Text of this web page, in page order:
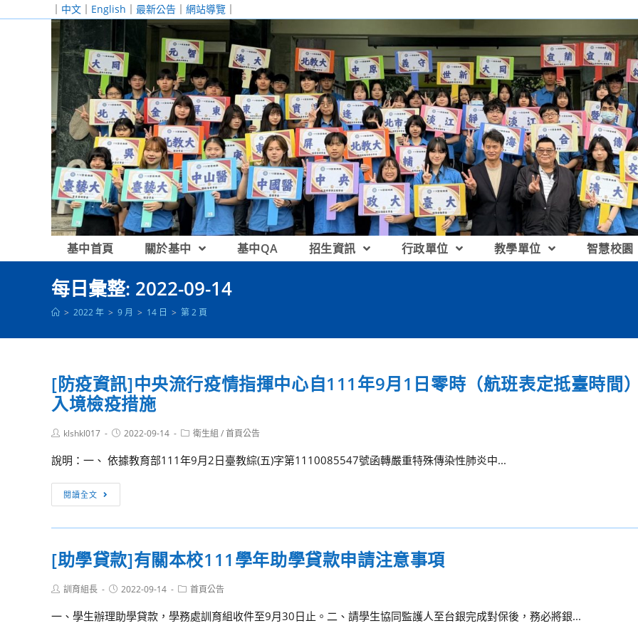
｜ 中文 ｜ English ｜ 最新公告 ｜ 網站導覽 ｜
基中首頁 關於基中 基中QA 招生資訊 行政單位 教學單位 智慧校園
每日彙整: 2022-09-14
> 2022 年 > 9 月 > 14 日 > 第 2 頁
[防疫資訊]中央流行疫情指揮中心自111年9月1日零時（航班表定抵臺時間
入境檢疫措施
Postklshkl017
Post2022-09-14
Post衛生組 /首頁公告
說明：一、 依據教育部111年9月2日臺教綜(五)字第1110085547號函轉嚴重特殊傳染性肺炎中...
閱讀全文
疫
資
中
流
行
[助學貸款]有關本校111學年助學貸款申請注意事項
Post訓育組長
Post2022-09-14
Post首頁公告
一、學生辦理助學貸款，學務處訓育組收件至9月30日止。二、請學生協同監護人至台銀完成對保後，務必將銀...